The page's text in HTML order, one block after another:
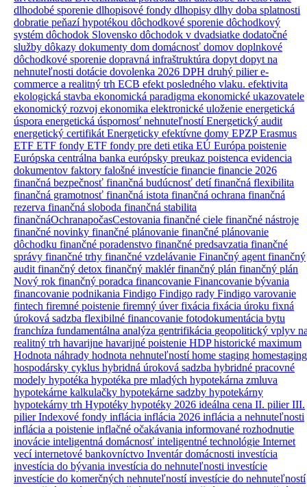
dlhodobé sporenie dlhopisové fondy dlhopisy dlhy doba splatnosti
dobratie peňazí hypotékou dôchodkové sporenie dôchodkový
systém dôchodok Slovensko dôchodok v dvadsiatke dodatočné
služby dôkazy dokumenty dom domácnosť domov doplnkové
dôchodkové sporenie dopravná infraštruktúra dopyt dopyt na
nehnuteľnosti dotácie dovolenka 2026 DPH druhý piliere-
commerce a realitný trh ECB efekt posledného vlaku. efektivita
ekologická stavba ekonomická paradigma ekonomické ukazovatele
ekonomický rozvoj ekonomika elektronické uloženie energetická
úspora energetická úspornosť nehnuteľnostíEnergetický audit
energetický certifikát Energeticky efektívne domy EPZPErasmus
ETF ETF fondy ETF fondy pre deti etika EÚ Európa poistenie
Európska centrálna banka európsky preukaz poistenca evidencia
dokumentov faktory falošné investície financie financie 2026
finančná bezpečnosť finančná budúcnosť detífinančná flexibilita
finančná gramotnosť finančná istota finančná ochrana finančná
rezerva finančná sloboda finančná stabilita
finančnáOchranapočasCestovania finančné ciele finančné nástroje
finančné novinky finančné plánovanie finančné plánovanie
dôchodku finančné poradenstvo finančné predsavzatia finančné
správy finančné trhy finančné vzdelávanie Finančný agent finančný
audit finančný detox finančný maklérfinančný plán finančný plán
Nový rok finančný poradca financovanie Financovanie bývania
financovanie podnikania Findigo Findigo rady Findigo varovanie
fintech firemné poistenie firemný úverfixácia fixácia úroku fixná
úroková sadzba flexibilné financovanie fotodokumentácia bytu
franchíza fundamentálna analýza gentrifikácia geopolitický vplyv
realitný trh havarijne havarijné poistenie HDPhistorické maximum
Hodnota náhrady hodnota nehnuteľnostíhome staging homestaging
hospodársky cyklus hybridná úroková sadzba hybridné pracovné
modely hypotéka hypotéka pre mladých hypotekárna zmluva
hypotekárne kalkulačky hypotekárne sadzby hypotekárny
hypotekárny trh Hypotéky hypotéky 2026 ideálna cena II. pilierIII.
pilierIndexové fondy inflácia inflácia 2026 inflácia a nehnuteľnosti
inflácia a poistenie inflačné očakávania informované rozhodnutie
inovácie inteligentná domácnosť inteligentné technológie Internet
vecíinternetové bankovníctvo Inventár domácnosti investícia
investícia do bývania investícia do nehnuteľnosti investície
investície do komerčných nehnuteľnostíinvestície do nehnuteľností